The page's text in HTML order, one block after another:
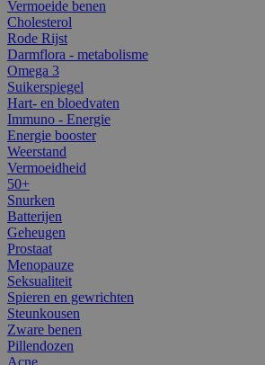
Vermoeide benen
Cholesterol
Rode Rijst
Darmflora - metabolisme
Omega 3
Suikerspiegel
Hart- en bloedvaten
Immuno - Energie
Energie booster
Weerstand
Vermoeidheid
50+
Snurken
Batterijen
Geheugen
Prostaat
Menopauze
Seksualiteit
Spieren en gewrichten
Steunkousen
Zware benen
Pillendozen
Acne